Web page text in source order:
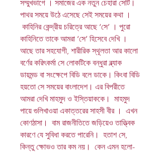
সম্মুখভাগে । সমাজের এক নতুন চেহারা সেটি।
পাথর সময়ে উঠে এসেছে সেই সময়ের কথা ।
কাহিনির কেন্দ্রীয় চরিত্রে আছে ‘সে’ । পুরো
কাহিনিতে তাকে আমরা ‘সে’ হিসেবে দেখি ।
আছে তার সহযোগী, শারীরিক স্থূলতা আর কালো
বর্ণের করিৎকর্মা সে লোকটিকে বন্ধুরা ব্ল্যাক
ডায়মন্ড বা সংক্ষেপে বিডি বলে ডাকে। কিংবা বিডি
হয়তো সে সময়ের বাংলাদেশ। এর বিপরীতে
আমরা দেখি মাহমুদ ও ইস্তিয়াককে। মাহমুদ
পায়ে গুলিখাওয়া একাত্তরের সাহসী বীর । এখন
কোণঠাসা। বাম রাজনীতিতে জড়িয়েও তাত্ত্বিক
কারণে যে সুবিধা করতে পারেনি। হতাশ সে,
কিন্তু ক্ষোভও তার কম নয়। কেন এমন হলো-